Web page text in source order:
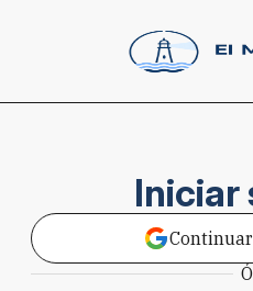
Iniciar
Ó